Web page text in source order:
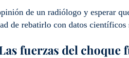
de un radiólogo y esperar
de rebatirlo con datos científicos
fuerzas del choque